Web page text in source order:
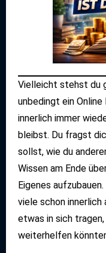
Vielleicht stehst du
unbedingt ein
innerlich immer
bleibst. Du fragst
sollst, wie du
Wissen am Ende
Eigenes
viele schon
etwas in sich
weiterhelfen